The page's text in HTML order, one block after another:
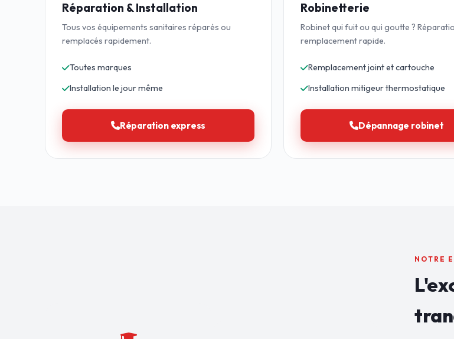
Réparation & Installation
Tous vos équipements sanitaires réparés ou
remplacés rapidement.
Toutes marques
Installation le jour même
Réparation express
Robinetterie
Robinet qui fuit ou qui goutte ?
remplacement rapide.
Remplacement joint et cartouche
Installation mitigeur thermostatique
Dépannage robinet
NOTRE